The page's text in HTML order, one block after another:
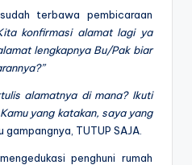
terbawa pembicaraan
konfirmasi alamat lagi ya
lengkapnya Bu/Pak biar
alamatnya di mana? Ikuti
yang katakan, saya yang
TUTUP SAJA.
penghuni rumah